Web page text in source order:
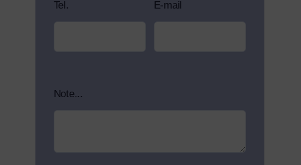
Tel. E-mail
Note...